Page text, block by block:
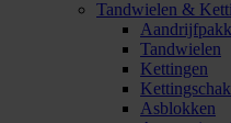
Tandwielen &
Tandwielen
Kettingen
Asblokken